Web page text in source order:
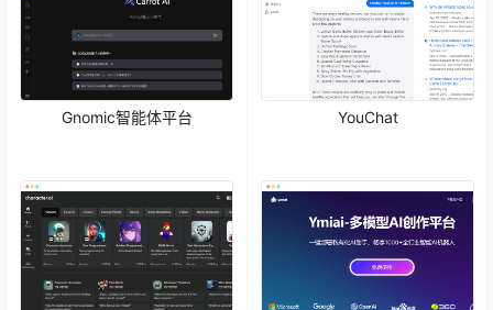
Gnomic智能体平台 YouChat